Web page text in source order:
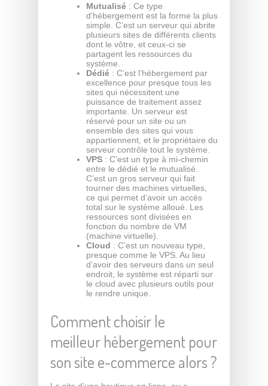
Mutualisé : Ce type
d’hébergement est la forme la plus
simple. C’est un serveur qui abrite
plusieurs sites de différents clients
dont le vôtre, et ceux-ci se
partagent les ressources du
système.
Dédié : C’est l’hébergement par
excellence pour presque tous les
sites qui nécessitent une
puissance de traitement assez
importante. Un serveur est
réservé pour un site ou un
ensemble des sites qui vous
appartiennent, et le propriétaire du
serveur contrôle tout le système.
VPS : C’est un type à mi-chemin
entre le dédié et le mutualisé.
C’est un gros serveur qui fait
tourner des machines virtuelles,
ce qui permet d’avoir un accès
total sur le système alloué. Les
ressources sont divisées en
fonction du nombre de VM
(machine virtuelle).
Cloud : C’est un nouveau type,
presque comme le VPS. Au lieu
d’avoir des serveurs dans un seul
endroit, le système est réparti sur
le cloud avec plusieurs outils pour
le rendre unique.
Comment choisir le
meilleur hébergement pour
son site e-commerce alors ?